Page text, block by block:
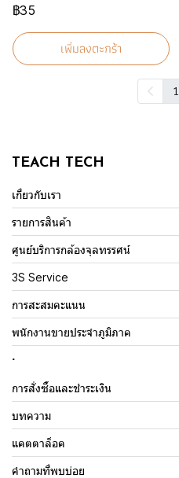
฿35
เพิ่มลงตะกร้า
1
TEACH TECH
เกี่ยวกับเรา
รายการสินค้า
ศูนย์บริการกล้องจุลทรรศน์
3S Service
การสะสมคะแนน
พนักงานขายประจำภูมิภาค
.
การสั่งซื้อและชำระเงิน
บทความ
แคตตาล็อค
คำถามที่พบบ่อย